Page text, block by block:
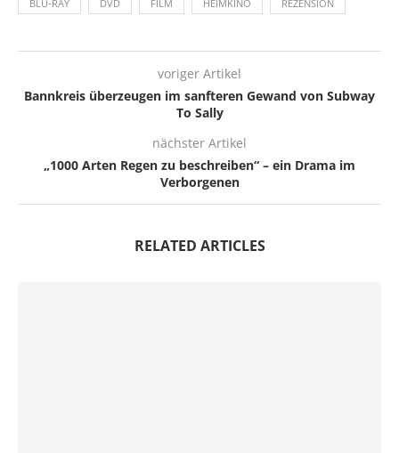
BLU-RAY DVD FILM HEIMKINO REZENSION
voriger Artikel
Bannkreis überzeugen im sanfteren Gewand von Subway
To Sally
nächster Artikel
„1000 Arten Regen zu beschreiben“ – ein Drama im
Verborgenen
RELATED ARTICLES